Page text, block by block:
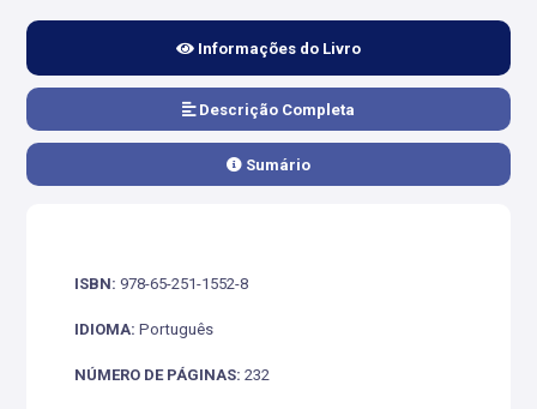
Informações do Livro
Descrição Completa
Sumário
ISBN: 978-65-251-1552-8
IDIOMA: Português
NÚMERO DE PÁGINAS: 232